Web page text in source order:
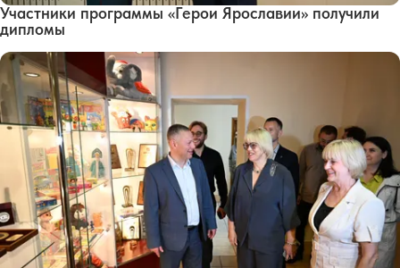
Участники программы «Герои Ярославии» получили
дипломы